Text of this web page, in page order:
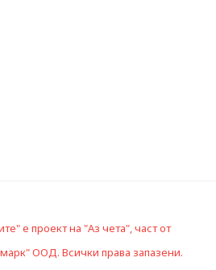
е проект на "Аз чета", част от
ООД. Всички права запазени.